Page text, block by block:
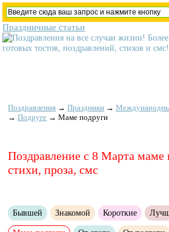
Праздничные статьи
Поздравления →Праздники →
→Подруге →Маме подруги
Поздравление с 8 Марта
стихи, проза, смс
Бывшей Знакомой Короткие